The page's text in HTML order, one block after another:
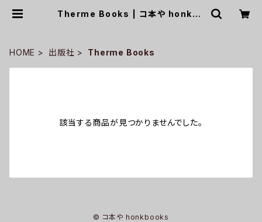
Therme Books | コ本や honkbo
HOME 出版社 Therme Books
該当する商品が見つかりませんでした。
© コ本や honkbooks